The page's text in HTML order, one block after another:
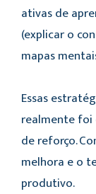
ativas de
(explicar o
mapas
Essas
realmente foi
de reforço.
melhora e o
produtivo.